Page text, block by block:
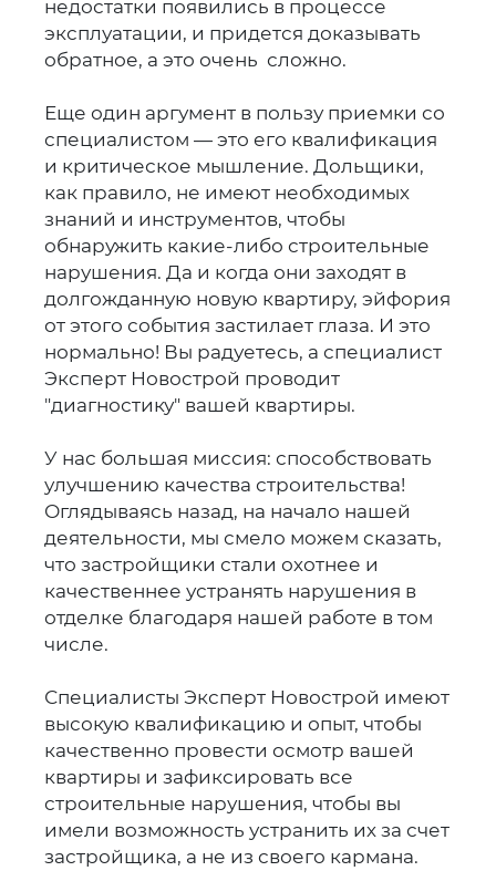
недостатки появились в процессе
эксплуатации, и придется доказывать
обратное, а это очень сложно.
Еще один аргумент в пользу приемки со
специалистом — это его квалификация
и критическое мышление. Дольщики,
как правило, не имеют необходимых
знаний и инструментов, чтобы
обнаружить какие-либо строительные
нарушения. Да и когда они заходят в
долгожданную новую квартиру, эйфория
от этого события застилает глаза. И это
нормально! Вы радуетесь, а специалист
Эксперт Новострой проводит
"диагностику" вашей квартиры.
У нас большая миссия: способствовать
улучшению качества строительства!
Оглядываясь назад, на начало нашей
деятельности, мы смело можем сказать,
что застройщики стали охотнее и
качественнее устранять нарушения в
отделке благодаря нашей работе в том
числе.
Специалисты Эксперт Новострой имеют
высокую квалификацию и опыт, чтобы
качественно провести осмотр вашей
квартиры и зафиксировать все
строительные нарушения, чтобы вы
имели возможность устранить их за счет
застройщика, а не из своего кармана.